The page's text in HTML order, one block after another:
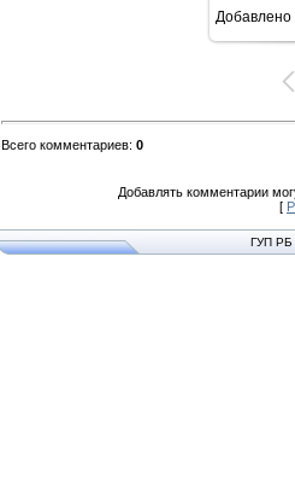
Добавлено
Всего комментариев: 0
Добавлять комментарии
[
ГУП РБ